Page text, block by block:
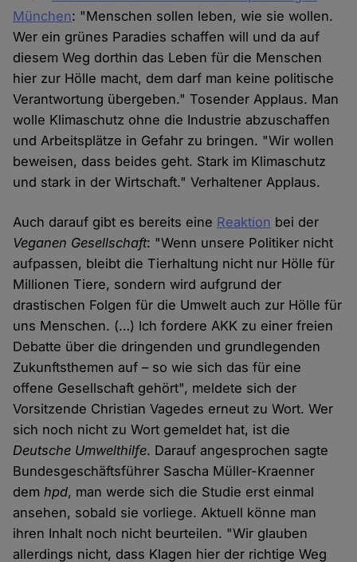
München: "Menschen sollen leben, wie sie wollen.
Wer ein grünes Paradies schaffen will und da auf
diesem Weg dorthin das Leben für die Menschen
hier zur Hölle macht, dem darf man keine politische
Verantwortung übergeben." Tosender Applaus. Man
wolle Klimaschutz ohne die Industrie abzuschaffen
und Arbeitsplätze in Gefahr zu bringen. "Wir wollen
beweisen, dass beides geht. Stark im Klimaschutz
und stark in der Wirtschaft." Verhaltener Applaus.
Auch darauf gibt es bereits eine Reaktion bei der
Veganen Gesellschaft: "Wenn unsere Politiker nicht
aufpassen, bleibt die Tierhaltung nicht nur Hölle für
Millionen Tiere, sondern wird aufgrund der
drastischen Folgen für die Umwelt auch zur Hölle für
uns Menschen. (…) Ich fordere AKK zu einer freien
Debatte über die dringenden und grundlegenden
Zukunftsthemen auf – so wie sich das für eine
offene Gesellschaft gehört", meldete sich der
Vorsitzende Christian Vagedes erneut zu Wort. Wer
sich noch nicht zu Wort gemeldet hat, ist die
Deutsche Umwelthilfe. Darauf angesprochen sagte
Bundesgeschäftsführer Sascha Müller-Kraenner
demhpd, man werde sich die Studie erst einmal
ansehen, sobald sie vorliege. Aktuell könne man
ihren Inhalt noch nicht beurteilen. "Wir glauben
allerdings nicht, dass Klagen hier der richtige Weg